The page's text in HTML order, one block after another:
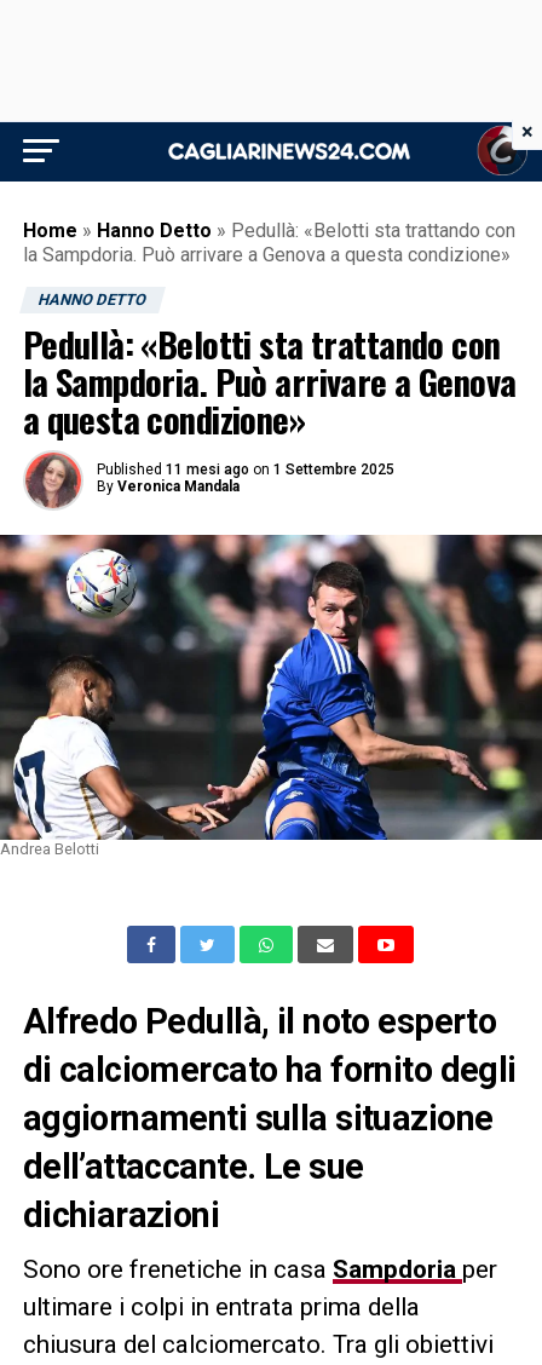
Home » Hanno Detto » Pedullà: «Belotti sta trattando con
la Sampdoria. Può arrivare a Genova a questa condizione»
HANNO DETTO
Pedullà: «Belotti sta trattando con
la Sampdoria. Può arrivare a Genova
a questa condizione»
Published 11 mesi ago on 1 Settembre 2025
By Veronica Mandala
Andrea Belotti
Alfredo Pedullà, il noto esperto
di calciomercato ha fornito degli
aggiornamenti sulla situazione
dell’attaccante. Le sue
dichiarazioni
Sono ore frenetiche in casa Sampdoria per
ultimare i colpi in entrata prima della
chiusura del calciomercato. Tra gli obiettivi
×